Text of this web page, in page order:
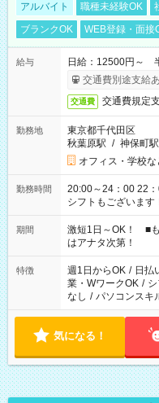
アルバイト 職種未経験OK
ブランクOK
WEB登録・面接
給与
日給：12500円～
交通費別途支給
交通費 交通費規定
勤務地
東京都千代田区
秋葉原駅 / 神保町駅
オフィス・学校な
勤務時間
20:00～24：00 22：
シフトもございます
期間
激短1日～OK！ ■
はアナタ次第！
特徴 週1日からOK / 日払
業・WワークOK /
なし / パソコンスキ
気になる！